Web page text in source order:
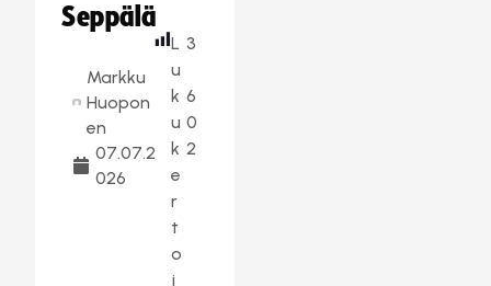
Seppälä
Markku
Huopon
en
07.07.2
026
L
u
k
u
k
e
r
t
o
j
3
6
0
2